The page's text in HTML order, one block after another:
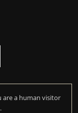
a human visitor